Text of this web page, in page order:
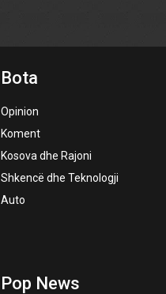
Bota
Opinion
Koment
Kosova dhe Rajoni
Shkencë dhe Teknologji
Auto
Pop News